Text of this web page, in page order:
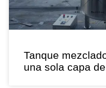
Tanque
una sola capa